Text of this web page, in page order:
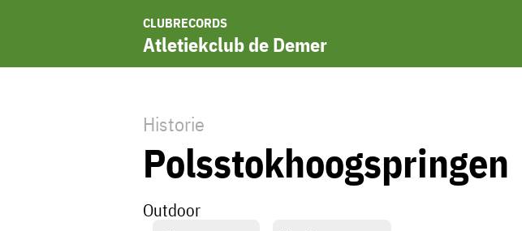
CLUBRECORDS
Atletiekclub de Demer
Historie
Polsstokhoogspringen
Outdoor